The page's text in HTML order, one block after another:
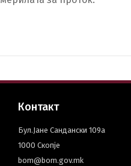
Контакт
Бул.Јане Сандански 109а
1000 Скопје
bom@bom.gov.mk